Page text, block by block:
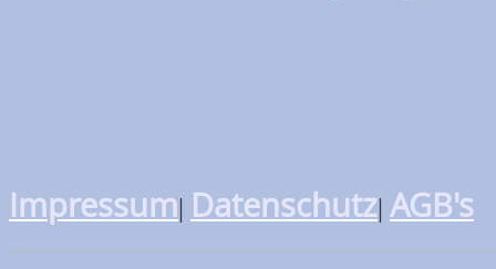
Impressum| Datenschutz| AGB's